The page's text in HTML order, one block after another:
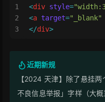
1
2
3
<div style=
<a target="_blank"
</div>
近期新规
【2024 天津】除了悬挂
不良信息举报」字样（大